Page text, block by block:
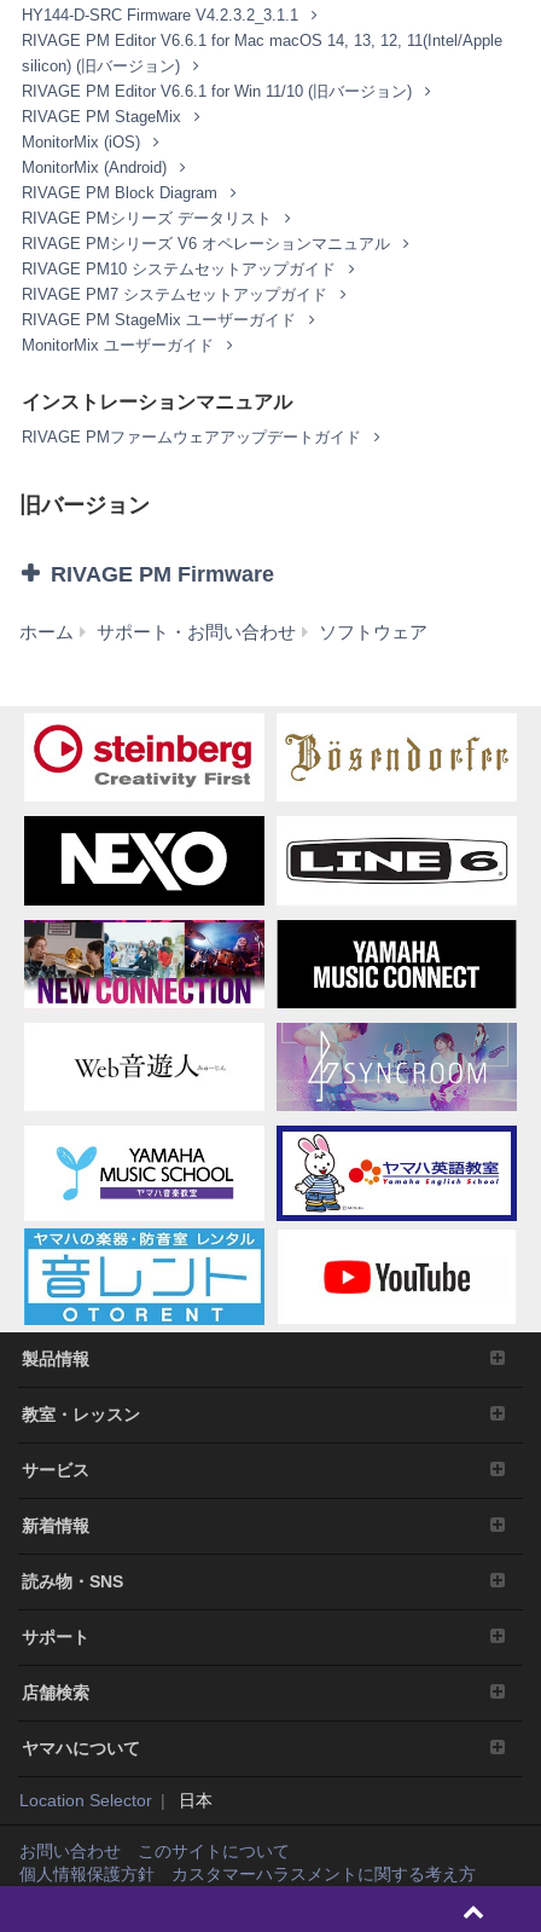
理するコンピュータ、スマートフォン、楽器または機器
において使用するための譲渡不能な権利を許諾します。
これらの本ソフトウェアが記録される記録メディアや、
本ソフトウェアの使用から得られるデータの所有権はお
客様にありますが、本ソフトウェア自体の権利およびそ
の著作権は、弊社およびライセンサーが有します。
2. 使用制限
お客様は、本ソフトウェアの利用にあたり、以下の行為
を行なってはなりません。
本ソフトウェアを逆コンパイル、逆アセンブル、
リバース・エンジニアリング、またはその他の方
法により、人間が感得できる形にすること(ただ
本ソフトウェアの全体または一部を複製、修正、
改変、賃貸、リース、転売、頒布または本ソフト
本ソフトウェアを、ネットワークを通して別のコ
本ソフトウェアを利用して、違法なデータや公序
たサービスを立ち上げること。
となる様態にて本ソフトウェアを利用すること。
本ソフトウェアにより使用または入手できる著作
権曲について、商業的な目的で使用すること、著
作者の許可無く複製、転送または配信したり、不
特定多数にむけて再生および演奏すること、入手
できるデータの暗号を権利者の許可なく解除した
り、電子すかしを改編したりすること。
その他、法律・公序良俗に反する行為。
3. 発行と終了
本契約は、お客様が本利用規約に同意した日に発
本契約は、お客様が著作権法または本契約に定め
る使用条件の条項に一つでも違反されたときは、
弊社からの終了通知がなくても自動的に終了する
ものとします。その場合には、ただちに本ソフト
ウェアの使用を中止し、その複製および付帯文書
をすべて廃棄しなければなりません。
4. 製品の否認
お客様は本ソフトウェアを利用するリスクは全てお客様
のご負担となることを理解し明示的に同意するものとし
ます。本ソフトウェアおよび付帯文書は保証なしに「現
状のまま」提供されます。弊社は明示、黙示、法定にか
かわらず、品質保証、性能、権利の不侵害、商品性、特
の保証や表明をいたしません。特に、本ソフトウェアが
がないこと、安全、正確、完全であること、エラーがな
行いません。
約で定める許諾を供与することのみに限定されるものと
します。弊社は、本ソフトウェアの使用、またはそれを
随的または間接的損害（データの破損、営業上の利益の
む）については、通常もしくは特別の損害に拘わらず、
可能性があることについて予め知らされた場合でも、弊
ん。また、本ソフトウェアの使用においてお客様同士あ
るいはお客様と第三者間でトラブルが発生した場合、弊
社は一切の責任を負わないものとし、万一トラブルが発
HY144-D-SRC Firmware V4.2.3.2_3.1.1
RIVAGE PM Editor V6.6.1 for Mac macOS 14, 13, 12, 11(Intel/Apple
silicon) (旧バージョン)
RIVAGE PM Editor V6.6.1 for Win 11/10 (旧バージョン)
RIVAGE PM StageMix
MonitorMix (iOS)
MonitorMix (Android)
RIVAGE PM Block Diagram
RIVAGE PMシリーズ データリスト
RIVAGE PMシリーズ V6 オペレーションマニュアル
RIVAGE PM10 システムセットアップガイド
RIVAGE PM7 システムセットアップガイド
RIVAGE PM StageMix ユーザーガイド
MonitorMix ユーザーガイド
インストレーションマニュアル
RIVAGE PMファームウェアアップデートガイド
旧バージョン
RIVAGE PM Firmware
ホーム サポート・お問い合わせ ソフトウェア
バ
ョ
ン)
製品情報
教室・レッスン
サービス
新着情報
読み物・SNS
サポート
店舗検索
ヤマハについて
Location Selector 日本
お問い合わせ
このサイトについて
個人情報保護方針
カスタマーハラスメントに関する考え方